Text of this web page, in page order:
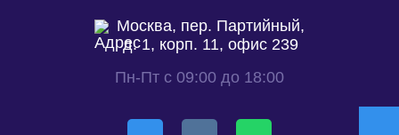
Москва, пер. Партийный,
д. 1, корп. 11, офис 239
Пн-Пт с 09:00 до 18:00